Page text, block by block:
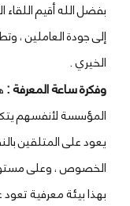
معنا
بفضل الله أقيم
إلى جودة العاملين ،
الخيري .
وفكرة ساعة المعرفة :
المؤسسة لأنفسهم
يعود على المتلقين
الخصوص ، وعلى
بهذا بيئة معرفية